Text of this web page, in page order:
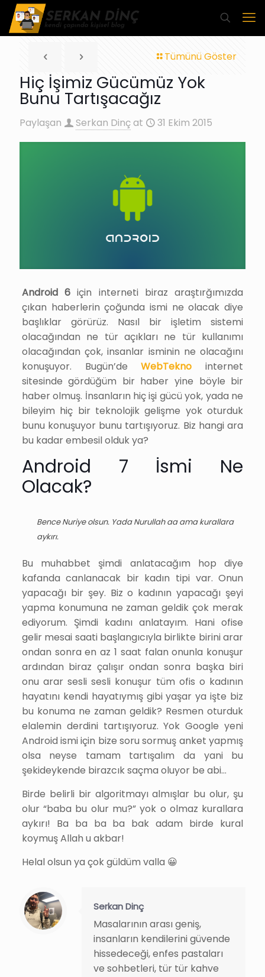
Tümünü Göster
Hiç İşimiz Gücümüz Yok
Bunu Tartışacağız
Paylaşan Serkan Dinçat 31 Ekim 2015
Android 6 için interneti biraz araştırğımızda
çıkan haberlerin çoğunda ismi ne olacak diye
başlıklar görürüz. Nasıl bir işletim sistemi
olacağından ne tür açıkları ne tür kullanımı
olacağından çok, insanlar isminin ne olacağını
konuşuyor. Bugün’deWebTekno internet
sitesinde gördüğüm bir haber yine böyle bir
haber olmuş. İnsanların hiç işi gücü yok, yada ne
bileyim hiç bir teknolojik gelişme yok oturduk
bunu konuşuyor bunu tartışıyoruz. Biz hangi ara
bu kadar embesil olduk ya?
Android 7 İsmi Ne
Olacak?
Bence Nuriye olsun. Yada Nurullah aa ama kurallara
aykırı.
Bu muhabbet şimdi anlatacağım hop diye
kafanda canlanacak bir kadın tipi var. Onun
yapacağı bir şey. Biz o kadının yapacağı şeyi
yapma konumuna ne zaman geldik çok merak
ediyorum. Şimdi kadını anlatayım. Hani ofise
gelir mesai saati başlangıcıyla birlikte birini arar
ondan sonra en az 1 saat falan onunla konuşur
ardından biraz çalışır ondan sonra başka biri
onu arar sesli sesli konuşur tüm ofis o kadının
hayatını kendi hayatıymış gibi yaşar ya işte biz
bu konuma ne zaman geldik? Resmen oturduk
elalemin derdini tartışıyoruz. Yok Google yeni
Android ismi için bize soru sormuş anket yapmış
olsa neyse tamam tartışalım da yani bu
şekideykende birazcık saçma oluyor be abi…
Birde belirli bir algoritmayı almışlar bu olur, şu
olur “baba bu olur mu?” yok o olmaz kurallara
aykırı! Ba ba ba ba bak adam birde kural
koymuş Allah u akbar!
Helal olsun ya çok güldüm valla 😀
Serkan Dinç
Masalarının arası geniş,
insanların kendilerini güvende
hissedeceği, enfes pastaları
ve sohbetleri, tür tür kahve